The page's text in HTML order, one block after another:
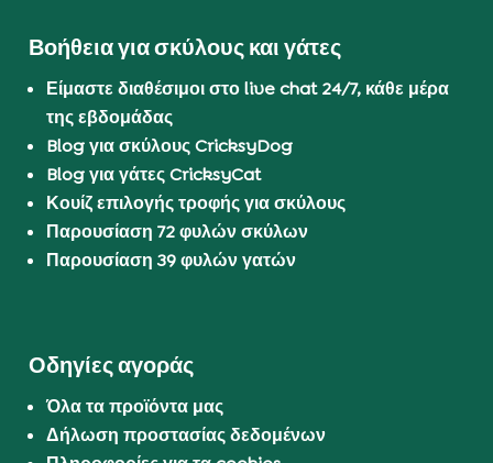
Βοήθεια για σκύλους και γάτες
Είμαστε διαθέσιμοι στο live chat 24/7, κάθε μέρα
της εβδομάδας
Blog για σκύλους CricksyDog
Blog για γάτες CricksyCat
Κουίζ επιλογής τροφής για σκύλους
Παρουσίαση 72 φυλών σκύλων
Παρουσίαση 39 φυλών γατών
Οδηγίες αγοράς
Όλα τα προϊόντα μας
Δήλωση προστασίας δεδομένων